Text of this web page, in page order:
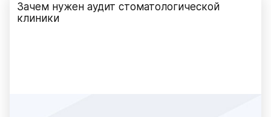
Зачем нужен аудит стоматологической
клиники